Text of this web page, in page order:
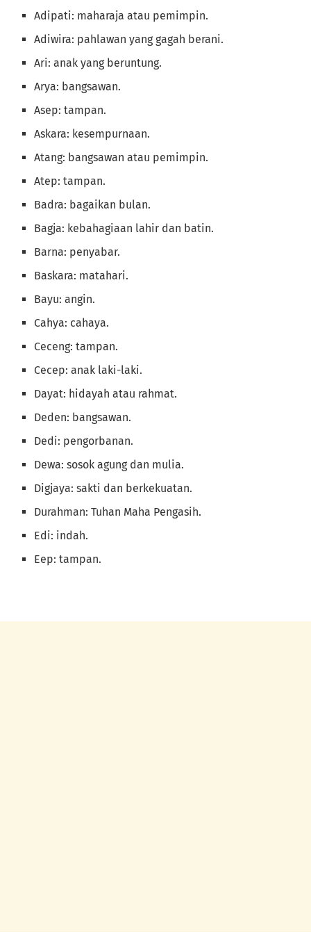
Adipati: maharaja atau pemimpin.
Adiwira: pahlawan yang gagah berani.
Ari: anak yang beruntung.
Arya: bangsawan.
Asep: tampan.
Askara: kesempurnaan.
Atang: bangsawan atau pemimpin.
Atep: tampan.
Badra: bagaikan bulan.
Bagja: kebahagiaan lahir dan batin.
Barna: penyabar.
Baskara: matahari.
Bayu: angin.
Cahya: cahaya.
Ceceng: tampan.
Cecep: anak laki-laki.
Dayat: hidayah atau rahmat.
Deden: bangsawan.
Dedi: pengorbanan.
Dewa: sosok agung dan mulia.
Digjaya: sakti dan berkekuatan.
Durahman: Tuhan Maha Pengasih.
Edi: indah.
Eep: tampan.